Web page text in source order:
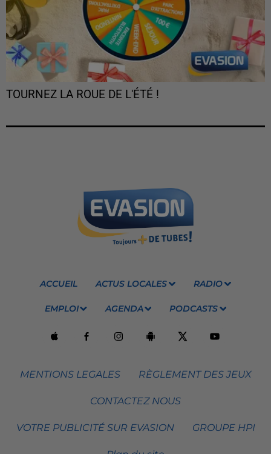
TOURNEZ LA ROUE DE L'ÉTÉ !
ACCUEIL ACTUS LOCALES RADIO
EMPLOI AGENDA PODCASTS
MENTIONS LEGALES RÈGLEMENT DES JEUX
CONTACTEZ NOUS
VOTRE PUBLICITÉ SUR EVASION GROUPE HPI